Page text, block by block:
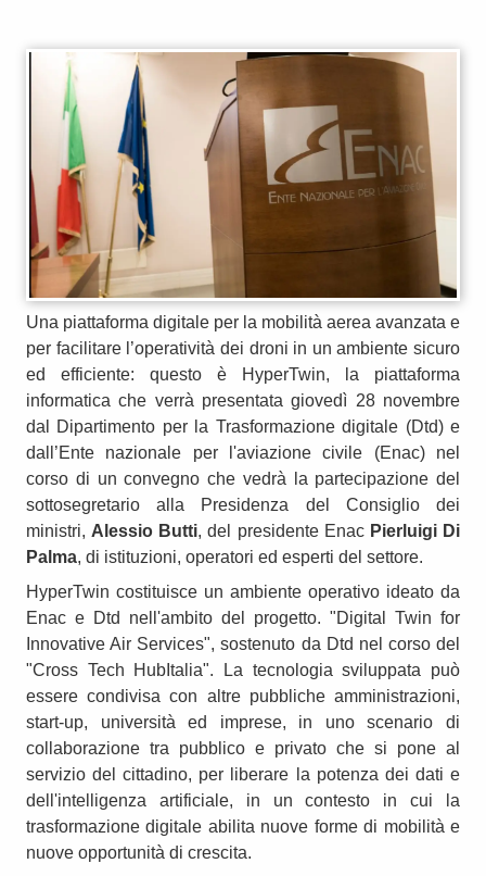
Una piattaforma digitale per la mobilità aerea avanzata e
per facilitare l’operatività dei droni in un ambiente sicuro
ed efficiente: questo è HyperTwin, la piattaforma
informatica che verrà presentata giovedì 28 novembre
dal Dipartimento per la Trasformazione digitale (Dtd) e
dall’Ente nazionale per l'aviazione civile (Enac) nel
corso di un convegno che vedrà la partecipazione del
sottosegretario alla Presidenza del Consiglio dei
ministri, Alessio Butti, del presidente Enac Pierluigi Di
Palma, di istituzioni, operatori ed esperti del settore.
HyperTwin costituisce un ambiente operativo ideato da
Enac e Dtd nell'ambito del progetto. "Digital Twin for
Innovative Air Services", sostenuto da Dtd nel corso del
"Cross Tech HubItalia". La tecnologia sviluppata può
essere condivisa con altre pubbliche amministrazioni,
start-up, università ed imprese, in uno scenario di
collaborazione tra pubblico e privato che si pone al
servizio del cittadino, per liberare la potenza dei dati e
dell'intelligenza artificiale, in un contesto in cui la
trasformazione digitale abilita nuove forme di mobilità e
nuove opportunità di crescita.